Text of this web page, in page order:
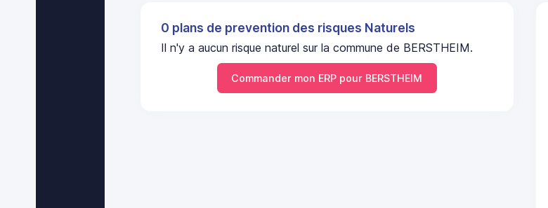
0 plans de prevention des risques Naturels
Il n'y a aucun risque naturel sur la commune de BERSTHEIM.
Commander mon ERP pour BERSTHEIM